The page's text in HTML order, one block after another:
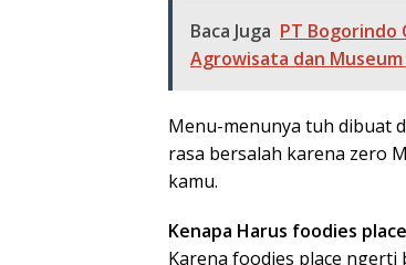
Baca Juga PT Bogorindo
Agrowisata dan
Menu-menunya tuh dibuat
rasa bersalah karena zero
kamu.
Kenapa Harus foodies
Karena foodies place